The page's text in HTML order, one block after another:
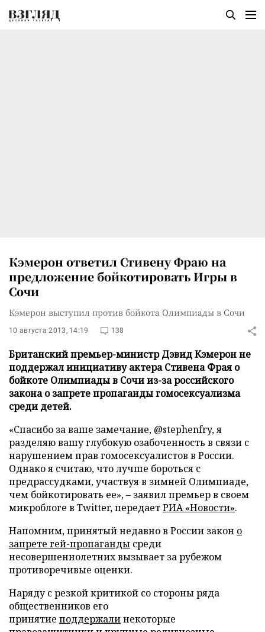
Кэмерон ответил Стивену Фраю на
предложение бойкотировать Игры в
Сочи
Кэмерон выступил против бойкота Олимпиады в Сочи
10 августа 2013, 14:19 138
Британский премьер-министр Дэвид Кэмерон не
поддержал инициативу актера Стивена Фрая о
бойкоте Олимпиады в Сочи из-за российского
закона о запрете пропаганды гомосексуализма
среди детей.
«Спасибо за ваше замечание, @stephenfry, я
разделяю вашу глубокую озабоченность в связи с
нарушением прав гомосексуалистов в России.
Однако я считаю, что лучше бороться с
предрассудками, участвуя в зимней Олимпиаде,
чем бойкотировать ее», – заявил премьер в своем
микроблоге в Twitter, передаетРИА «Новости».
Напомним, принятый недавно в России закон о
запрете гей-пропаганды среди
несовершеннолетних вызывает за рубежом
противоречивые оценки.
Наряду с резкой критикой со стороны ряда
общественников его
принятие поддержалинекоторые